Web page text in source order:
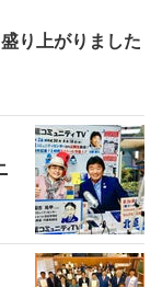
り上がりました